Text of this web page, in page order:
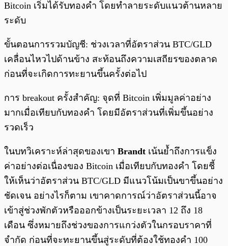
Bitcoin เริ่มได้รับทองคำ โดยทำลายระดับแนวต้านหลาย
ระดับ
ขั้นตอนการรวมบัญชี: ช่วงเวลาที่อัตราส่วน BTC/GLD
เคลื่อนไหวไปด้านข้าง สะท้อนถึงความเสถียรของตลาด
ก่อนที่จะเกิดการทะยานขึ้นครั้งต่อไป
การ breakout ครั้งสำคัญ: จุดที่ Bitcoin เพิ่มมูลค่าอย่าง
มากเมื่อเทียบกับทองคำ โดยมีอัตราส่วนที่เพิ่มขึ้นอย่าง
รวดเร็ว
ในบทวิเคราะห์ล่าสุดของเขา Brandt เน้นย้ำถึงการแข็ง
ค่าอย่างต่อเนื่องของ Bitcoin เมื่อเทียบกับทองคำ โดยชี้
ให้เห็นว่าอัตราส่วน BTC/GLD มีแนวโน้มเป็นขาขึ้นอย่าง
ชัดเจน อย่างไรก็ตาม เขาคาดการณ์ว่าอัตราส่วนนี้อาจ
เข้าสู่ช่วงพักตัวหรือออกข้างเป็นระยะเวลา 12 ถึง 18
เดือน ซึ่งหมายถึงช่วงของการแกว่งตัวในกรอบราคาที่
จำกัด ก่อนที่จะทะยานขึ้นสู่ระดับที่ต้องใช้ทองคำ 100